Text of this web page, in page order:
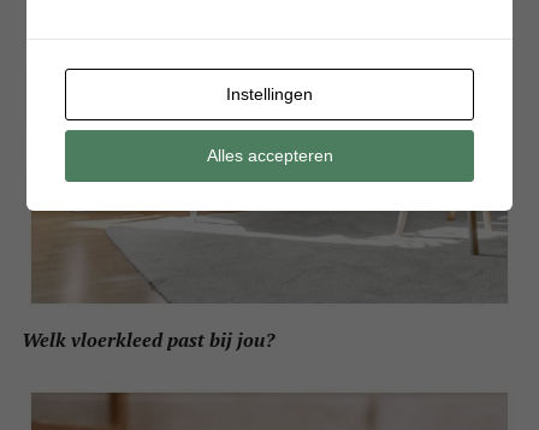
Welk vloerkleed past bij jou?
Instellingen
Alles accepteren